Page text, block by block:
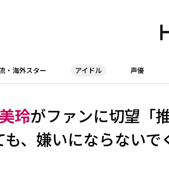
・海外スター アイドル 声優
玲がファンに切望「
、嫌いにならないで